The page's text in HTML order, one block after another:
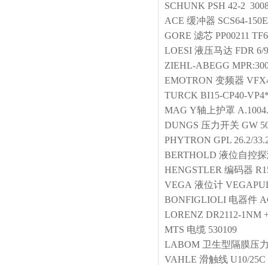
SCHUNK PSH 42-2
ACE 缓冲器 SCS64-
GORE 滤芯 PP00211
LOESI 液压马达 FDR 6/
ZIEHL-ABEGG
EMOTRON 变频器
TURCK BI15-CP40-
MAG Y轴上护罩
DUNGS 压力开关 GW
PHYTRON GPL 26.2/
BERTHOLD 液位自控
HENGSTLER 编码器
VEGA 液位计
BONFIGLIOLI 电器件
LORENZ DR2112-1NM
MTS 电缆 530109
LABOM 卫生型隔膜压
VAHLE 滑触线 U10/